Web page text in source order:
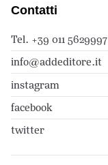
Contatti
Tel. +39 011 5629997
info@addeditore.it
instagram
facebook
twitter